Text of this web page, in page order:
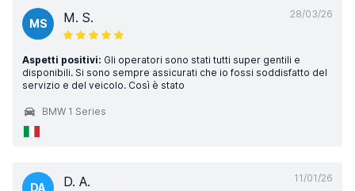
28/03/26
MS M. S.
Aspetti positivi: Gli operatori sono stati tutti super gentili e
disponibili. Si sono sempre assicurati che io fossi soddisfatto del
servizio e del veicolo. Così è stato
BMW 1 Series
11/01/26
DA D. A.